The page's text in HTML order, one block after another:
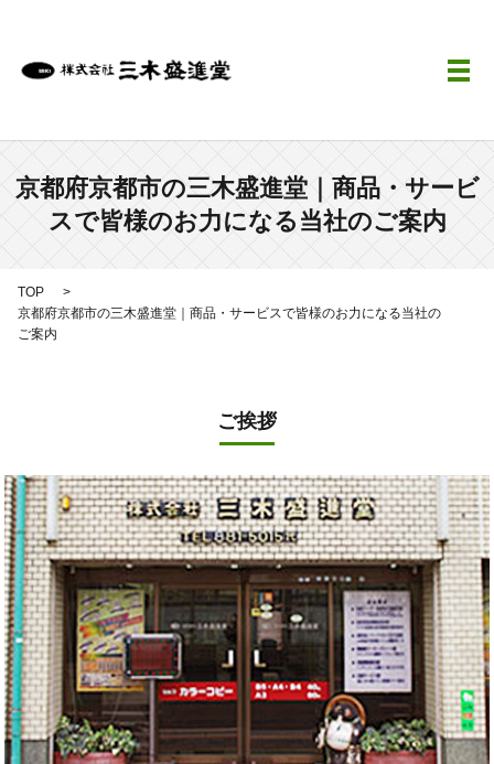
メ
京都府京都市の三木盛進堂｜商品・サービ
スで皆様のお力になる当社のご案内
TOP
京都府京都市の三木盛進堂｜商品・サービスで皆様のお力になる当社の
ご案内
ご挨拶